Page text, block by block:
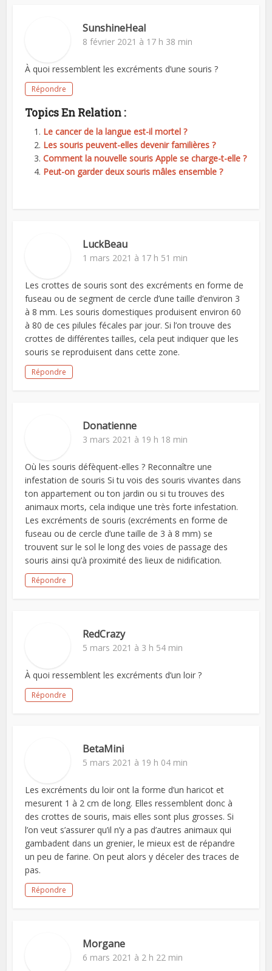
SunshineHeal
8 février 2021 à 17 h 38 min
À quoi ressemblent les excréments d’une souris ?
Répondre
Topics En Relation :
Le cancer de la langue est-il mortel ?
Les souris peuvent-elles devenir familières ?
Comment la nouvelle souris Apple se charge-t-elle ?
Peut-on garder deux souris mâles ensemble ?
LuckBeau
1 mars 2021 à 17 h 51 min
Les crottes de souris sont des excréments en forme de
fuseau ou de segment de cercle d’une taille d’environ 3
à 8 mm. Les souris domestiques produisent environ 60
à 80 de ces pilules fécales par jour. Si l’on trouve des
crottes de différentes tailles, cela peut indiquer que les
souris se reproduisent dans cette zone.
Répondre
Donatienne
3 mars 2021 à 19 h 18 min
Où les souris défèquent-elles ? Reconnaître une
infestation de souris Si tu vois des souris vivantes dans
ton appartement ou ton jardin ou si tu trouves des
animaux morts, cela indique une très forte infestation.
Les excréments de souris (excréments en forme de
fuseau ou de cercle d’une taille de 3 à 8 mm) se
trouvent sur le sol le long des voies de passage des
souris ainsi qu’à proximité des lieux de nidification.
Répondre
RedCrazy
5 mars 2021 à 3 h 54 min
À quoi ressemblent les excréments d’un loir ?
Répondre
BetaMini
5 mars 2021 à 19 h 04 min
Les excréments du loir ont la forme d’un haricot et
mesurent 1 à 2 cm de long. Elles ressemblent donc à
des crottes de souris, mais elles sont plus grosses. Si
l’on veut s’assurer qu’il n’y a pas d’autres animaux qui
gambadent dans un grenier, le mieux est de répandre
un peu de farine. On peut alors y déceler des traces de
pas.
Répondre
Morgane
6 mars 2021 à 2 h 22 min